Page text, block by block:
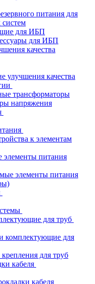
питания для
систем
для ИБП
для ИБП
качества
улучшения качества
трансформаторы
напряжения
к элементам
элементы питания
элементы питания
для труб
комплектующие для
для труб
кабеля
кабеля